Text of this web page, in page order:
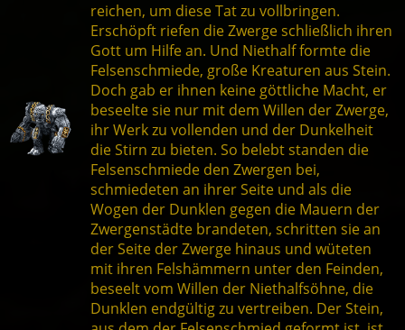
reichen, um diese Tat zu vollbringen.
Erschöpft riefen die Zwerge schließlich ihren
Gott um Hilfe an. Und Niethalf formte die
Felsenschmiede, große Kreaturen aus Stein.
Doch gab er ihnen keine göttliche Macht, er
beseelte sie nur mit dem Willen der Zwerge,
ihr Werk zu vollenden und der Dunkelheit
die Stirn zu bieten. So belebt standen die
Felsenschmiede den Zwergen bei,
schmiedeten an ihrer Seite und als die
Wogen der Dunklen gegen die Mauern der
Zwergenstädte brandeten, schritten sie an
der Seite der Zwerge hinaus und wüteten
mit ihren Felshämmern unter den Feinden,
beseelt vom Willen der Niethalfsöhne, die
Dunklen endgültig zu vertreiben. Der Stein,